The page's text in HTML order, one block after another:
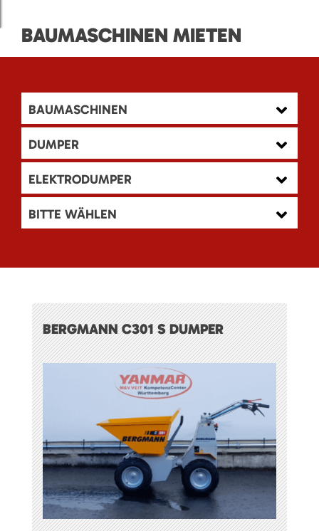
BAUMASCHINEN MIETEN
BAUMASCHINEN
DUMPER
ELEKTRODUMPER
BITTE WÄHLEN
BERGMANN C301 S DUMPER